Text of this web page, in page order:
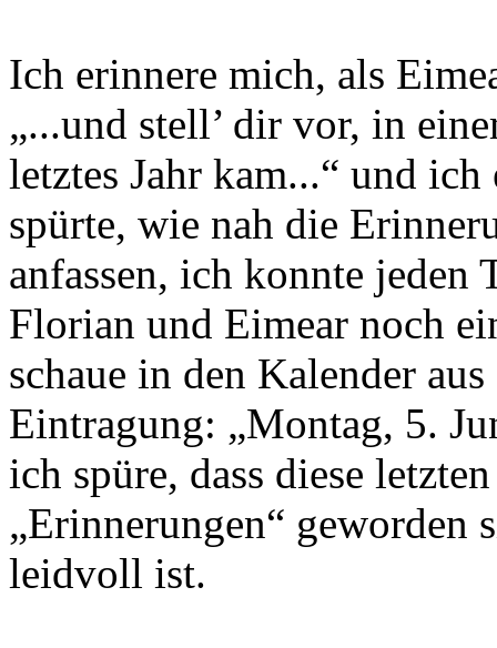
Ich erinnere mich, als
„...und stell’ dir vor, in
letztes Jahr kam...“ und
spürte, wie nah die
anfassen, ich konnte jeden
Florian und Eimear noch
schaue in den Kalender
Eintragung: „Montag, 5.
ich spüre, dass diese
„Erinnerungen“ geworden
leidvoll ist.